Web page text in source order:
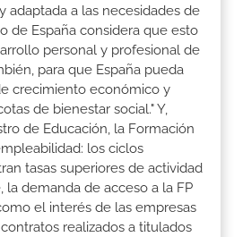
adaptada a las necesidades de
de España considera que esto
personal y profesional de
para que España pueda
crecimiento económico y
de bienestar social." Y,
de Educación, la Formación
los ciclos
tasas superiores de actividad
la demanda de acceso a la FP
el interés de las empresas
realizados a titulados